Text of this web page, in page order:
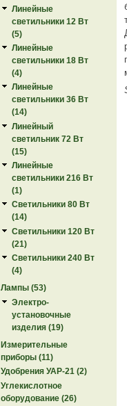
Линейные
светильники 12 Вт
(5)
Линейные
светильники 18 Вт
(4)
Линейные
светильники 36 Вт
(14)
Линейный
светильник 72 Вт
(15)
Линейные
светильники 216 Вт
(1)
Светильники 80 Вт
(14)
Светильники 120 Вт
(21)
Светильники 240 Вт
(4)
Лампы (53)
Электро-
установочные
изделия (19)
Измерительные
приборы (11)
Удобрения УАР-21 (2)
Углекислотное
оборудование (26)